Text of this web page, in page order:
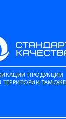
ПРОДУКЦИИ
ТЕРРИТОРИИ